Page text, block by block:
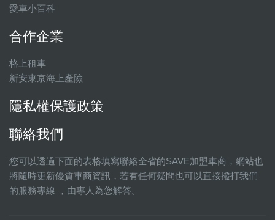
愛車小百科
合作企業
格上租車
新安東京海上產險
隱私權保護政策
聯絡我們
您可以透過下面的表格填寫聯絡全省的SAVE加盟車商，網站也
將隨時更新優質車商資訊，若有任何疑問也可以直接撥打我們
的服務專線 ，由專人為您解答。